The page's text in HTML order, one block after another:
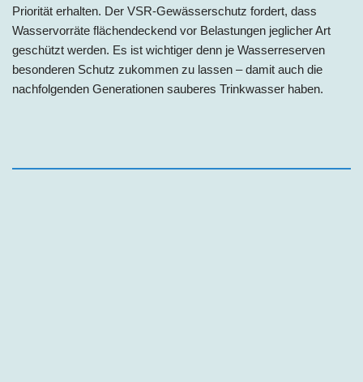
Priorität erhalten. Der VSR-Gewässerschutz fordert, dass
Wasservorräte flächendeckend vor Belastungen jeglicher Art
geschützt werden. Es ist wichtiger denn je Wasserreserven
besonderen Schutz zukommen zu lassen – damit auch die
nachfolgenden Generationen sauberes Trinkwasser haben.